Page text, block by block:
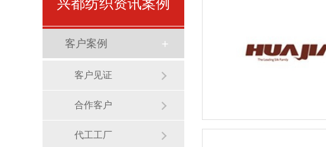
兴都纺织资讯案例
客户案例
客户见证
合作客户
代工工厂